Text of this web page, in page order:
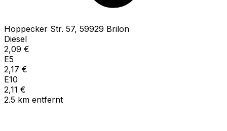
Hoppecker Str. 57, 59929 Brilon
Diesel
2,09 €
E5
2,17 €
E10
2,11 €
2.5 km entfernt